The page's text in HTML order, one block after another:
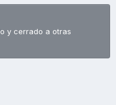
y cerrado a otras